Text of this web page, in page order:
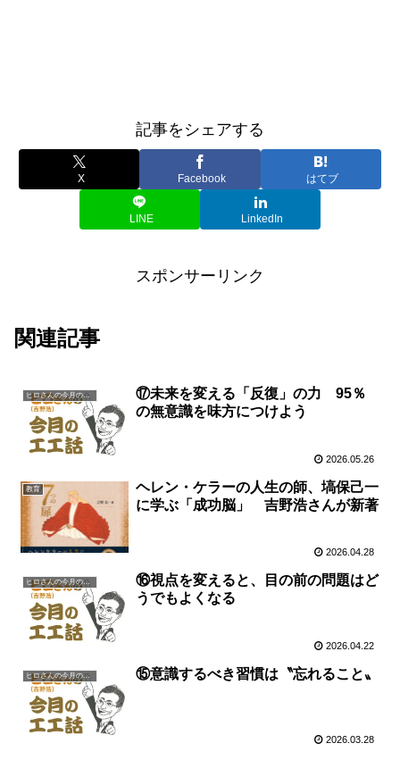
記事をシェアする
X Facebook はてブ
LINE LinkedIn
スポンサーリンク
関連記事
ヒロさんの今月の一言
⑰未来を変える「反復」の力 95％
の無意識を味方につけよう
2026.05.26
教育
ヘレン・ケラーの人生の師、塙保己一
に学ぶ「成功脳」 吉野浩さんが新著
2026.04.28
ヒロさんの今月の一言
⑯視点を変えると、目の前の問題はど
うでもよくなる
2026.04.22
ヒロさんの今月の一言 ⑮意識するべき習慣は〝忘れること〟
2026.03.28